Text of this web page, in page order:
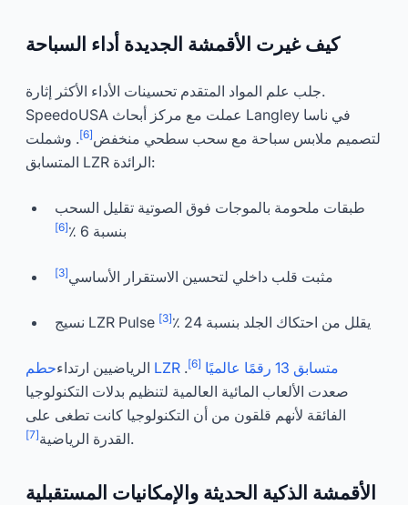
كيف غيرت الأقمشة الجديدة أداء السباحة
جلب علم المواد المتقدم تحسينات الأداء الأكثر إثارة.
SpeedoUSA عملت مع مركز أبحاث Langley في ناسا
لتصميم ملابس سباحة مع سحب سطحي منخفض[6]
. وشملت
المتسابق LZR الرائدة:
طبقات ملحومة بالموجات فوق الصوتية تقليل السحب
بنسبة 6 ٪
[6]
مثبت قلب داخلي لتحسين الاستقرار الأساسي[3]
نسيج LZR Pulse يقلل من احتكاك الجلد بنسبة 24 ٪ [3]
الرياضيين ارتداء حطم LZR متسابق 13 رقمًا عالميًا [6]
.
صعدت الألعاب المائية العالمية لتنظيم بدلات التكنولوجيا
الفائقة لأنهم قلقون من أن التكنولوجيا كانت تطغى على
القدرة الرياضية[7] .
الأقمشة الذكية الحديثة والإمكانيات المستقبلية